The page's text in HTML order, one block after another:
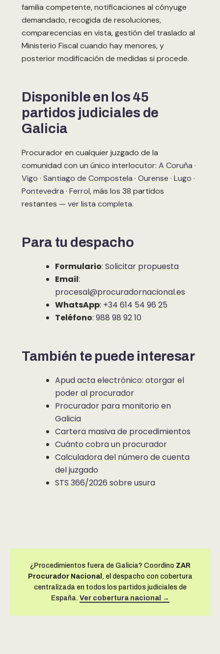
familia competente, notificaciones al cónyuge
demandado, recogida de resoluciones,
comparecencias en vista, gestión del traslado al
Ministerio Fiscal cuando hay menores, y
posterior modificación de medidas si procede.
Disponible en los 45
partidos judiciales de
Galicia
Procurador en cualquier juzgado de la
comunidad con un único interlocutor: A Coruña ·
Vigo · Santiago de Compostela · Ourense · Lugo ·
Pontevedra · Ferrol, más los 38 partidos
restantes — ver lista completa.
Para tu despacho
Formulario: Solicitar propuesta
Email:
procesal@procuradornacional.es
WhatsApp: +34 614 54 96 25
Teléfono: 988 98 92 10
También te puede interesar
Apud acta electrónico: otorgar el
poder al procurador
Procurador para monitorio en
Galicia
Cartera masiva de procedimientos
Cuánto cobra un procurador
Calculadora del número de cuenta
del juzgado
STS 366/2026 sobre usura
¿Procedimientos fuera de Galicia? Coordino ZAR
Procurador Nacional , el despacho con cobertura
centralizada en todos los partidos judiciales de
España. Ver cobertura nacional →